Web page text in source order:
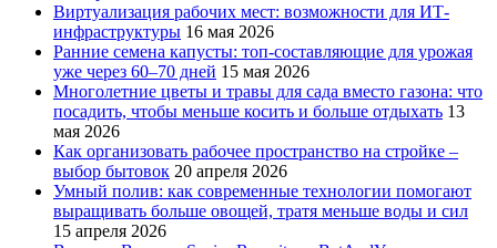
Виртуализация рабочих мест: возможности для ИТ-
инфраструктуры 16 мая 2026
Ранние семена капусты: топ‑составляющие для урожая
уже через 60–70 дней 15 мая 2026
Многолетние цветы и травы для сада вместо газона: что
посадить, чтобы меньше косить и больше отдыхать 13
мая 2026
Как организовать рабочее пространство на стройке –
выбор бытовок 20 апреля 2026
Умный полив: как современные технологии помогают
выращивать больше овощей, тратя меньше воды и сил
15 апреля 2026